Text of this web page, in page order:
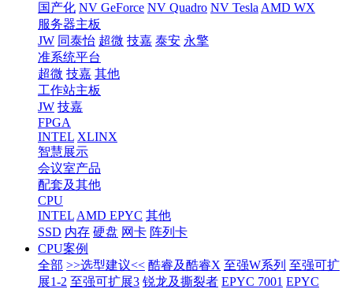
国产化 NV GeForce NV Quadro NV Tesla AMD WX
服务器主板
JW 同泰怡 超微 技嘉 泰安 永擎
准系统平台
超微 技嘉 其他
工作站主板
JW 技嘉
FPGA
INTEL XLINX
智慧展示
会议室产品
配套及其他
CPU
INTEL AMD EPYC 其他
SSD 内存 硬盘 网卡 阵列卡
CPU案例
全部 >>选型建议<< 酷睿及酷睿X 至强W系列 至强可扩
展1-2 至强可扩展3 锐龙及撕裂者 EPYC 7001 EPYC